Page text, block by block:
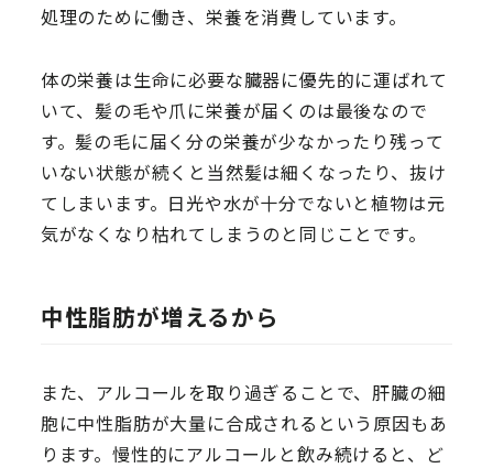
処理のために働き、栄養を消費しています。
体の栄養は生命に必要な臓器に優先的に運ばれて
いて、髪の毛や爪に栄養が届くのは最後なので
す。髪の毛に届く分の栄養が少なかったり残って
いない状態が続くと当然髪は細くなったり、抜け
てしまいます。日光や水が十分でないと植物は元
気がなくなり枯れてしまうのと同じことです。
中性脂肪が増えるから
また、アルコールを取り過ぎることで、肝臓の細
胞に中性脂肪が大量に合成されるという原因もあ
ります。慢性的にアルコールと飲み続けると、ど